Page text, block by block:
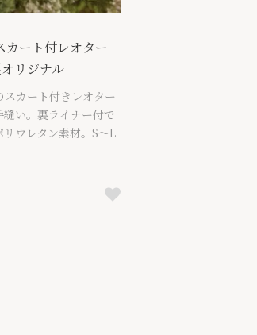
カート付レオター
リジナル
カート付きレオター
縫い。裏ライナー付で
ウレタン素材。S〜L